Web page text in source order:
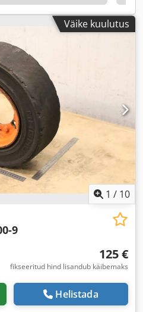
Väike kuulutus
1 / 10
9
125 €
fikseeritud hind lisandub käibemaks
Helistada